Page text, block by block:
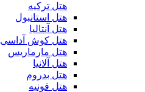
هتل ترکیه
هتل استانبول
هتل آنتالیا
هتل کوش آداسی
هتل مارماریس
هتل آلانیا
هتل بدروم
هتل قونیه